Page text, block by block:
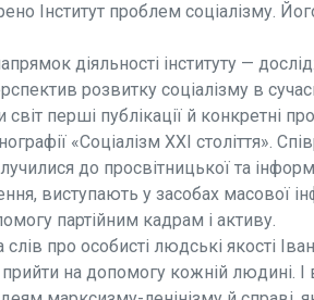
Інститут проблем соціалізму.
діяльності інституту —
розвитку соціалізму в
світ перші публікації й конкретні
«Соціалізм ХХІ століття».
до просвітницької та
виступають у засобах масової
партійним кадрам і активу.
слів про особисті людські якості
на допомогу кожній людині.